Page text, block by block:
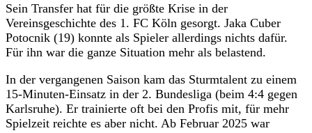
Sein Transfer hat für die größte Krise in der
Vereinsgeschichte des 1. FC Köln gesorgt. Jaka Cuber
Potocnik (19) konnte als Spieler allerdings nichts dafür.
Für ihn war die ganze Situation mehr als belastend.
In der vergangenen Saison kam das Sturmtalent zu einem
15-Minuten-Einsatz in der 2. Bundesliga (beim 4:4 gegen
Karlsruhe). Er trainierte oft bei den Profis mit, für mehr
Spielzeit reichte es aber nicht. Ab Februar 2025 war